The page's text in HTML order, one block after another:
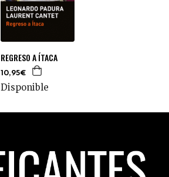
REGRESO A ÍTACA
10,95€
Disponible